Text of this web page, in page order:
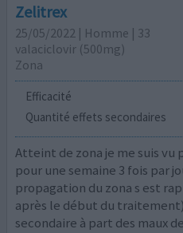
Zelitrex
25/05/2022 | Homme | 33
valaciclovir (500mg)
Zona
Efficacité
Quantité effets secondaires
Atteint de zona je me suis
pour une semaine 3 fois par
propagation du zona s est
après le début du
secondaire à part des maux